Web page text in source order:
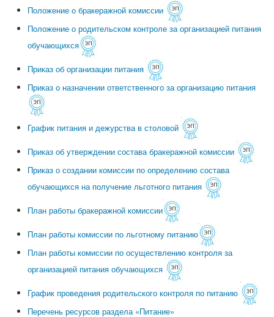
Положение о бракеражной комиссии
Положение о родительском контроле за организацией питания
обучающихся
Приказ об организации питания
Приказ о назначении ответственного за организацию питания
График питания и дежурства в столовой
Приказ об утверждении состава бракеражной комиссии
Приказ о создании комиссии по определению состава
обучающихся на получение льготного питания
План работы бракеражной комиссии
План работы комиссии по льготному питанию
План работы комиссии по осуществлению контроля за
организацией питания обучающихся
График проведения родительского контроля по питанию
Перечень ресурсов раздела «Питание»